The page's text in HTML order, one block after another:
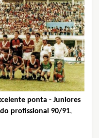
ponta - Juniores
profissional 90/91,